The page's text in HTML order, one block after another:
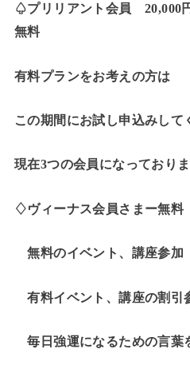
♤プリリアント会員 20,000
無料
有料プランをお考えの方は
この期間にお試し申込みし
現在3つの会員になっておりま
♢ヴィーナス会員さまー無料
無料のイベント、講座参加
有料イベント、講座の割引
毎日強運になるための言葉